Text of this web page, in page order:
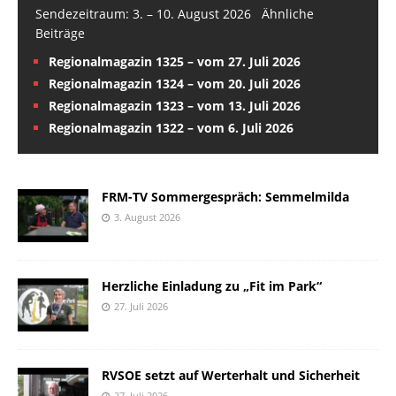
Sendezeitraum: 3. – 10. August 2026 Ähnliche
Beiträge
Regionalmagazin 1325 – vom 27. Juli 2026
Regionalmagazin 1324 – vom 20. Juli 2026
Regionalmagazin 1323 – vom 13. Juli 2026
Regionalmagazin 1322 – vom 6. Juli 2026
FRM-TV Sommergespräch: Semmelmilda
3. August 2026
Herzliche Einladung zu „Fit im Park“
27. Juli 2026
RVSOE setzt auf Werterhalt und Sicherheit